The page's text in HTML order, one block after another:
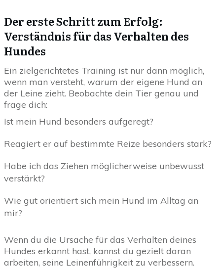
Der erste Schritt zum Erfolg:
Verständnis für das Verhalten des
Hundes
Ein zielgerichtetes Training ist nur dann möglich,
wenn man versteht, warum der eigene Hund an
der Leine zieht. Beobachte dein Tier genau und
frage dich:
Ist mein Hund besonders aufgeregt?
Reagiert er auf bestimmte Reize besonders stark?
Habe ich das Ziehen möglicherweise unbewusst
verstärkt?
Wie gut orientiert sich mein Hund im Alltag an
mir?
Wenn du die Ursache für das Verhalten deines
Hundes erkannt hast, kannst du gezielt daran
arbeiten, seine Leinenführigkeit zu verbessern.